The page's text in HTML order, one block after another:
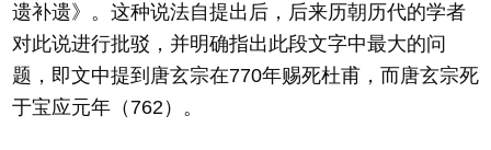
遗补遗》。这种说法自提出后，后来历朝历代的学者
对此说进行批驳，并明确指出此段文字中最大的问
题，即文中提到唐玄宗在770年赐死杜甫，而唐玄宗死
于宝应元年（762）。